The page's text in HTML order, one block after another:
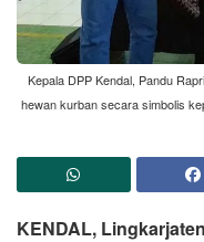
Kepala DPP Kendal, Pandu
hewan kurban secara simbolis
KENDAL,